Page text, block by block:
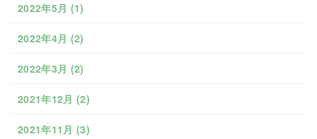
2022年5月 (1)
2022年4月 (2)
2022年3月 (2)
2021年12月 (2)
2021年11月 (3)